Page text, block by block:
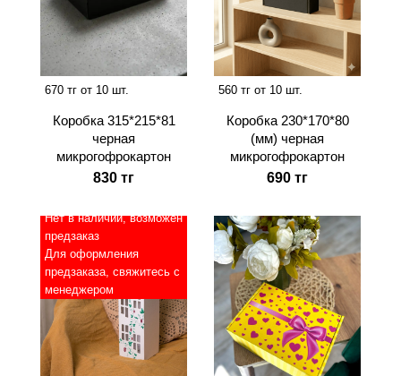
670 тг от 10 шт.
Коробка 315*215*81
черная
микрогофрокартон
830 тг
560 тг от 10 шт.
Коробка 230*170*80
(мм) черная
микрогофрокартон
690 тг
Нет в наличии, возможен
предзаказ
Для оформления
предзаказа, свяжитесь с
менеджером